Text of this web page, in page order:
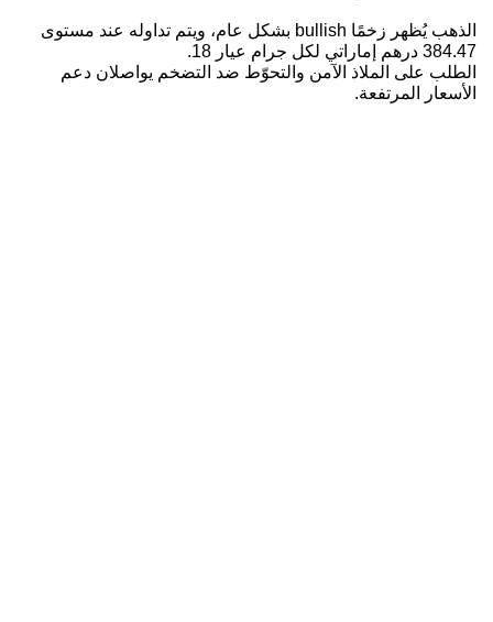
الذهب يُظهر زخمًا bullish بشكل عام، ويتم تداوله عند مستوى
384.47 درهم إماراتي لكل جرام عيار 18.
الطلب على الملاذ الآمن والتحوّط ضد التضخم يواصلان دعم
الأسعار المرتفعة.